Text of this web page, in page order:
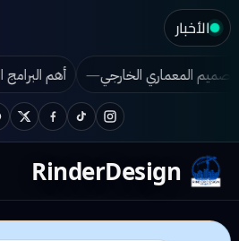
الأخبار
تطور بين الفخامة والأناقة؟
TwitterFacebook
TikTokInstagram
RinderDesign